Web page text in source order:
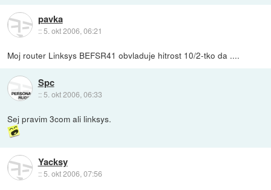
pavka
::5. okt 2006, 06:21
Moj router Linksys BEFSR41 obvladuje hitrost 10/2-tko da ....
Spc
:: 5. okt 2006, 06:33
Sej pravim 3com ali linksys.
Yacksy
::5. okt 2006, 07:56